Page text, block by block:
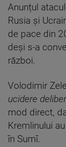
Anunțul
Rusia și
de pace din
deși s-a
război.
Volodimir
ucidere
mod direct,
Kremlinului
în Sumî.